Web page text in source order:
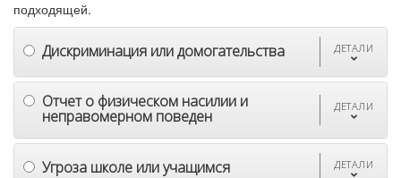
подходящей.
Дискриминация или домогательства ДЕТАЛИ
Отчет о физическом насилии и
неправомерном поведен
ДЕТАЛИ
Угроза школе или учащимся ДЕТАЛИ